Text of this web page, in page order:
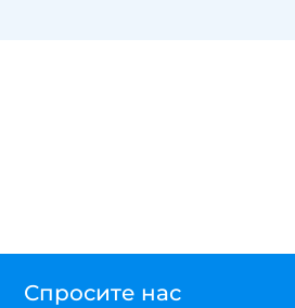
Спросите нас